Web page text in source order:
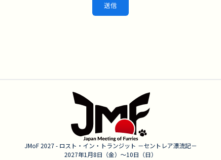
送信
JMoF 2027 - ロスト・イン・トランジット －セントレア漂流記－
2027年1月8日（金）〜10日（日）